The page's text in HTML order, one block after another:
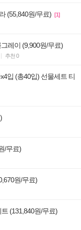
(55,840원/무료) [1]
레이 (9,900원/무료)
추천 0
입 (총40입) 선물세트 티
/무료)
원/무료)
(131,840원/무료)